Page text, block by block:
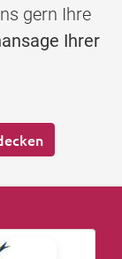
gern Ihre
Ihrer